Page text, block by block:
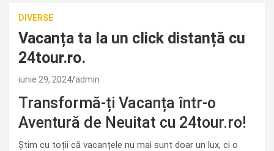
DIVERSE
Vacanța ta la un click distanță cu
24tour.ro.
iunie 29, 2024 admin
Transformă-ți Vacanța într-o
Aventură de Neuitat cu 24tour.ro!
Știm cu toții că vacanțele nu mai sunt doar un lux, ci o